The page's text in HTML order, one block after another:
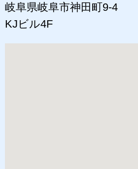
岐阜県岐阜市神田町9-4
KJビル4F